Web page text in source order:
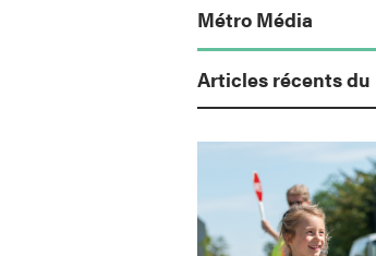
Métro Média
Articles récents du